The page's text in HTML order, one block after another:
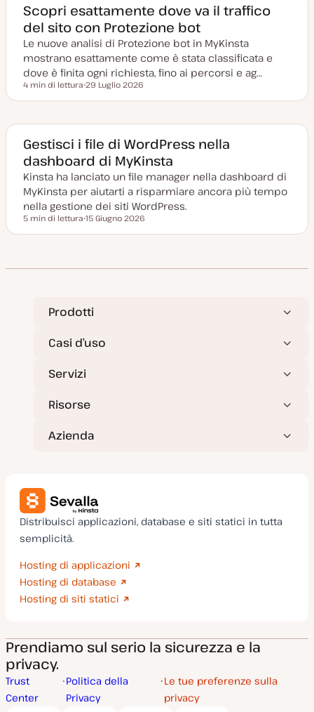
g
i
o
r
a
a
Scopri esattamente dove va il traffico
del sito con Protezione bot
Le nuove analisi di Protezione bot in MyKinsta
mostrano esattamente come è stata classificata e
dove è finita ogni richiesta, fino ai percorsi e ag…
Tempo di lettura
4 min di lettura
a
g
g
i
o
r
a
t
a
29 Luglio 2026
Gestisci i file di WordPress nella
dashboard di MyKinsta
Kinsta ha lanciato un file manager nella dashboard di
MyKinsta per aiutarti a risparmiare ancora più tempo
nella gestione dei siti WordPress.
Tempo di lettura
5 min di lettura
a
g
r
n
t
a
15 Giugno 2026
Prodotti
Casi d’uso
Servizi
Risorse
Azienda
Distribuisci applicazioni, database e siti statici in tutta
semplicità.
Hosting di applicazioni
Hosting di database
Hosting di siti statici
Prendiamo sul serio la sicurezza e la
privacy.
Trust
Center
Politica della
Privacy
Le tue preferenze sulla
privacy